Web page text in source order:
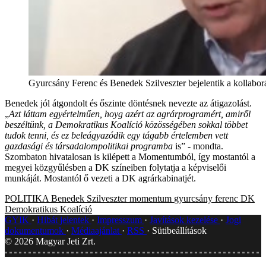
Gyurcsány Ferenc és Benedek Szilveszter bejelentik a
Benedek jól átgondolt és őszinte döntésnek nevezte az átigazolást.
„Azt láttam egyértelműen, hoyg azért az agrárprogramért, amiről
beszéltünk, a Demokratikus Koalíció közösségében sokkal többet
tudok tenni, és ez beleágyazódik egy tágabb értelemben vett
gazdasági és társadalompolitikai programba is” - mondta.
Szombaton hivatalosan is kilépett a Momentumból, így mostantól a
megyei közgyűlésben a DK színeiben folytatja a képviselői
munkáját. Mostantól ő vezeti a DK agrárkabinatjét.
POLITIKA Benedek Szilveszter momentum gyurcsány ferenc DK
Demokratikus Koalíció
GYIK
Hibát jelentek Impresszum Javítások kezelése
Jogi
dokumentumok
Médiaajánlat RSS
Sütibeállítások
© 2026 Magyar Jeti Zrt.